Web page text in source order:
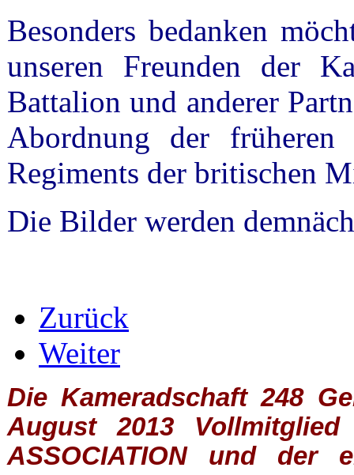
Besonders bedanken
unseren Freunden der
Battalion und anderer
Abordnung der
Regiments der britischen
Die Bilder werden
Zurück
Weiter
Die Kameradschaft 248
August 2013
ASSOCIATIONund der